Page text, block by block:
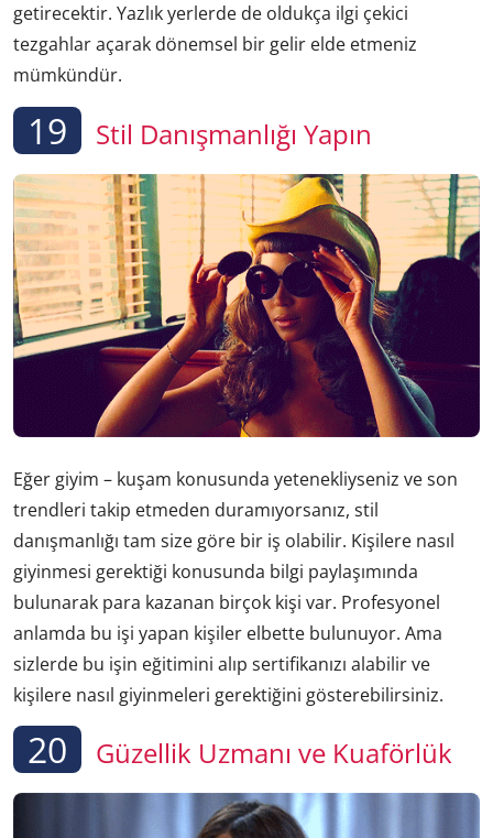
getirecektir. Yazlık yerlerde de oldukça ilgi çekici
tezgahlar açarak dönemsel bir gelir elde etmeniz
mümkündür.
19 Stil Danışmanlığı Yapın
Eğer giyim – kuşam konusunda yetenekliyseniz ve son
trendleri takip etmeden duramıyorsanız, stil
danışmanlığı tam size göre bir iş olabilir. Kişilere nasıl
giyinmesi gerektiği konusunda bilgi paylaşımında
bulunarak para kazanan birçok kişi var. Profesyonel
anlamda bu işi yapan kişiler elbette bulunuyor. Ama
sizlerde bu işin eğitimini alıp sertifikanızı alabilir ve
kişilere nasıl giyinmeleri gerektiğini gösterebilirsiniz.
20 Güzellik Uzmanı ve Kuaförlük